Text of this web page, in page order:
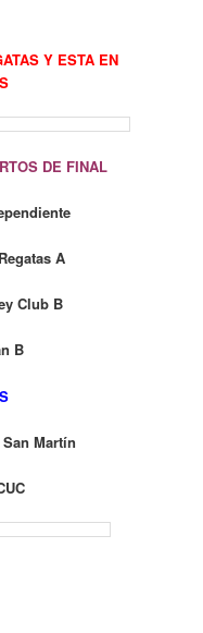
Y ESTA EN
DE FINAL
A
Club B
B
Martín